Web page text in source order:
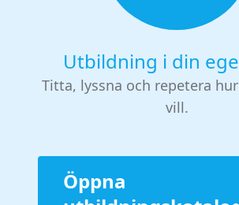
Utbildning i din
Titta, lyssna och repetera
vill.
Öppna